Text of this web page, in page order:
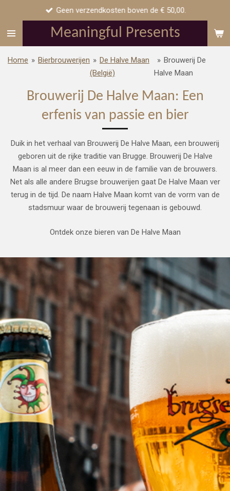
naar
hoofdinhoud
Meaningful Presents
Geen verzendkosten boven de € 50,00.
Home » Bierbrouwerijen » De Halve Maan
(België)
» Brouwerij De
Halve Maan
Brouwerij De Halve Maan: Een
erfenis van passie en bier
Duik in het verhaal van Brouwerij De Halve Maan, een brouwerij
geboren uit de rijke traditie van Brugge. Brouwerij De Halve
Maan is al meer dan een eeuw in de familie van de brouwers.
Net als alle andere Brugse brouwerijen gaat De Halve Maan ver
terug in de tijd. De naam Halve Maan komt van de vorm van de
stadsmuur waar de brouwerij tegenaan is gebouwd.
Ontdek onze bieren van De Halve Maan